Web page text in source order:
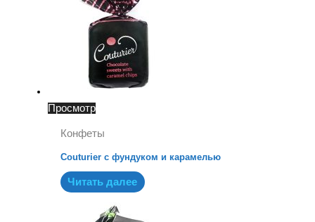
Просмотр
Конфеты
Couturier с фундуком и карамелью
Читать далее